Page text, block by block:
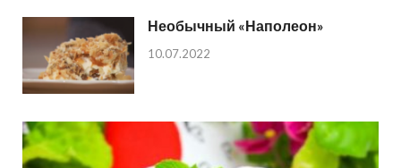
Необычный «Наполеон»
10.07.2022